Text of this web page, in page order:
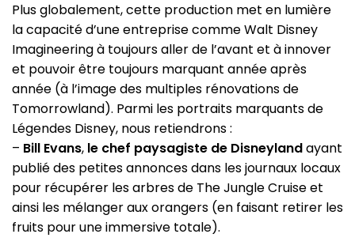
Plus globalement, cette production met en lumière
la capacité d’une entreprise comme Walt Disney
Imagineering à toujours aller de l’avant et à innover
et pouvoir être toujours marquant année après
année (à l’image des multiples rénovations de
Tomorrowland). Parmi les portraits marquants de
Légendes Disney, nous retiendrons :
– Bill Evans, le chef paysagiste de Disneylandayant
publié des petites annonces dans les journaux locaux
pour récupérer les arbres de The Jungle Cruise et
ainsi les mélanger aux orangers (en faisant retirer les
fruits pour une immersive totale).